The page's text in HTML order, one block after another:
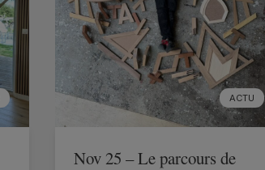
ACTU
Nov 25 – Le parcours de